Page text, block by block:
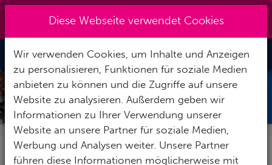
info@tauchzentrale.de
Toggle
OPEN WATER DIVER
KLEINGRUPPE 4 PERS. €669
Diese Webseite verwendet Cookies
Wir verwenden Cookies, um Inhalte und Anzeigen
zu personalisieren, Funktionen für soziale Medien
anbieten zu können und die Zugriffe auf unsere
Website zu analysieren. Außerdem geben wir
Informationen zu Ihrer Verwendung unserer
Website an unsere Partner für soziale Medien,
Werbung und Analysen weiter. Unsere Partner
führen diese Informationen möglicherweise mit